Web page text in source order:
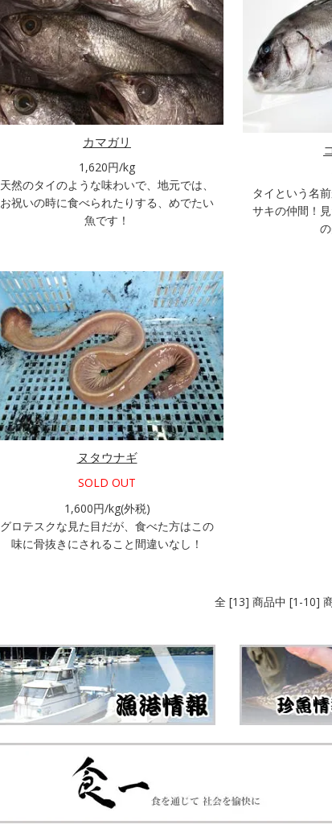
カマガリ
1,620円/kg
天然のタイのような味わいで、地元では、
お祝いの時に食べられたりする、めでたい
魚です！
タイという名
サキの仲間！
ヌタウナギ
SOLD OUT
1,600円/kg(外税)
グロテスクな見た目だが、食べた方はこの
味に骨抜きにされること間違いなし！
全 [13] 商品中 [1-10]